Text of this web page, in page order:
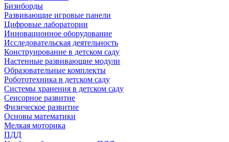
Бизиборды
Развивающие игровые панели
Цифровые лаборатории
Инновационное оборудование
Исследовательская деятельность
Конструирование в детском саду
Настенные развивающие модули
Образовательные комплекты
Робототехника в детском саду
Системы хранения в детском саду
Сенсорное развитие
Физическое развитие
Основы математики
Мелкая моторика
ПДД